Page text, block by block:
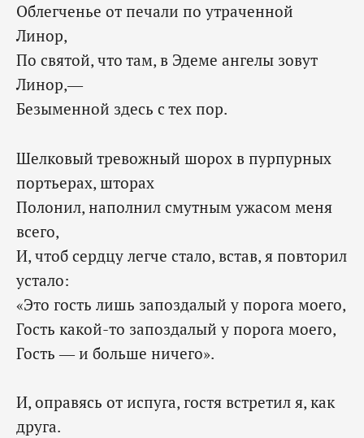
Облегченье от печали по утраченной
Линор,
По святой, что там, в Эдеме ангелы зовут
Линор,—
Безыменной здесь с тех пор.
Шелковый тревожный шорох в пурпурных
портьерах, шторах
Полонил, наполнил смутным ужасом меня
всего,
И, чтоб сердцу легче стало, встав, я повторил
устало:
«Это гость лишь запоздалый у порога моего,
Гость какой-то запоздалый у порога моего,
Гость — и больше ничего».
И, оправясь от испуга, гостя встретил я, как
друга.